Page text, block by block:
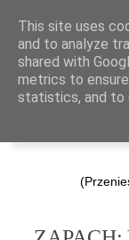
This site uses
and to analyze
shared with
metrics to
statistics, and to